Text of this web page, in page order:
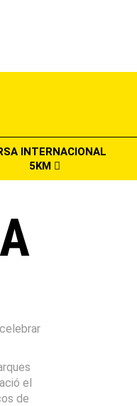
INTERNACIONAL
5KM
el
de